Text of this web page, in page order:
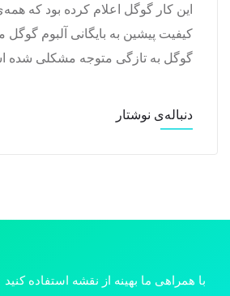
این کار گوگل اعلام کرده بود که
کیفیت پیشین به بایگانی آلبوم
گوگل به تازگی متوجه مشکلی
دنباله‌ی نوشتار
با همراهی ما بهینه از نقشه استفاده کنید